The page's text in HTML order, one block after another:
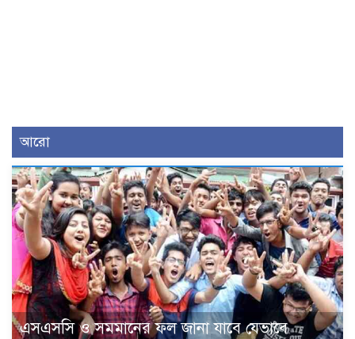
আরো
এসএসসি ও সমমানের ফল জানা যাবে যেভাবে